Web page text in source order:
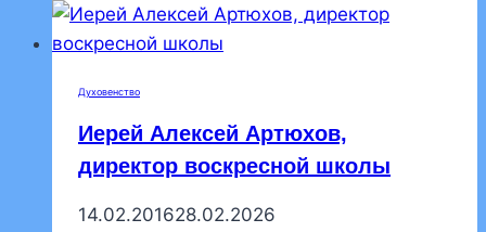
Духовенство
Иерей Алексей Артюхов,
директор воскресной школы
14.02.201628.02.2026